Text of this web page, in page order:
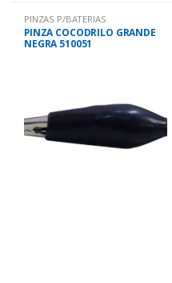
PINZAS P/BATERIAS
PINZA COCODRILO GRANDE
NEGRA 510051